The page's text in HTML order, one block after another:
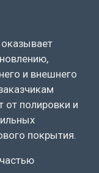
и внешнего
от полировки и
покрытия.